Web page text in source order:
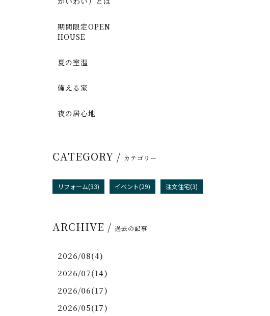
期間限定OPEN
HOUSE
夏の室温
備える家
夜の居心地
CATEGORY / カテゴリー
リフォーム(33) イベント(29) 注文住宅(3)
ARCHIVE / 過去の記事
2026/08(4)
2026/07(14)
2026/06(17)
2026/05(17)